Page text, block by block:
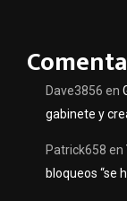
Dave3856 en
gabinete y
Patrick658 en
bloqueos “se